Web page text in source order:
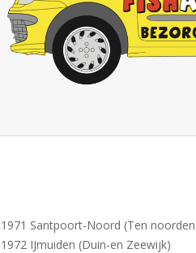
1971 Santpoort-Noord (Ten
1972 IJmuiden (Duin-en Zeewijk)